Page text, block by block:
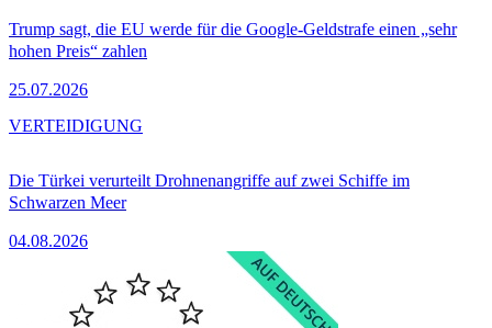
Trump sagt, die EU werde für die Google-Geldstrafe einen „sehr
hohen Preis“ zahlen
25.07.2026
Die Türkei verurteilt Drohnenangriffe auf zwei Schiffe im
Schwarzen Meer
04.08.2026
VERTEIDIGUNG